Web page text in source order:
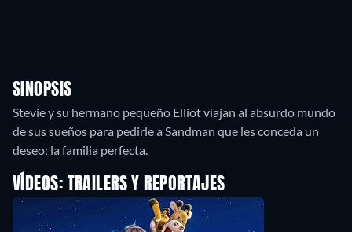
SINOPSIS
Stevie y su hermano pequeño Elliot viajan al absurdo mundo
de sus sueños para pedirle a Sandman que les conceda un
deseo: la familia perfecta.
VÍDEOS: TRAILERS Y REPORTAJES